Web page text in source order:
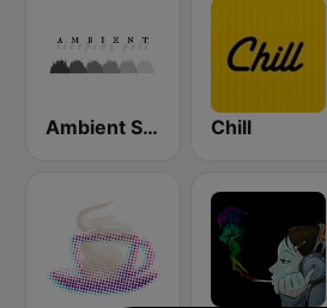
Ambient Sleeping Pill Chill